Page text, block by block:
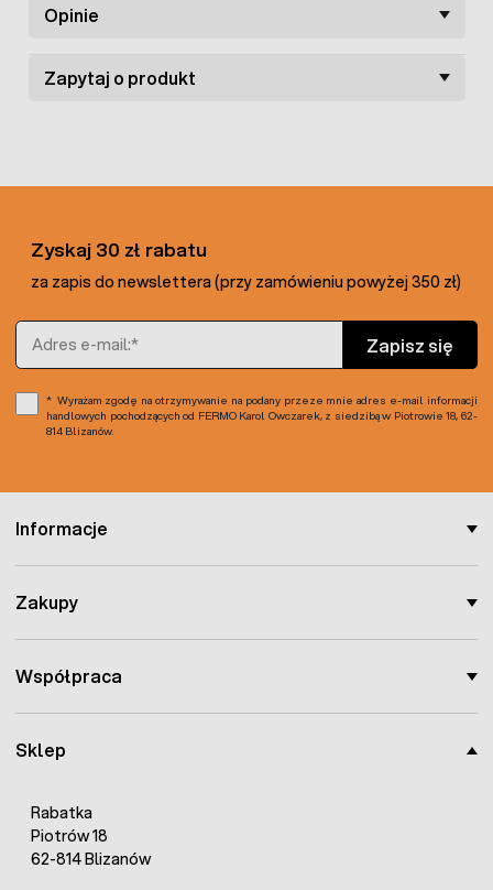
Opinie
Zapytaj o produkt
Sklep
Rabatka
Piotrów 18
62-814 Blizanów
Informacje
Zakupy
Współpraca
Zyskaj 30 zł rabatu
za zapis do newslettera (przy zamówieniu powyżej 350 zł)
Adres e-mail
Zapisz się
Wyrażam zgodę na otrzymywanie na podany przeze mnie adres e-mail informacji
handlowych pochodzących od FERMO Karol Owczarek, z siedzibą w Piotrowie 18, 62-
814 Blizanów.